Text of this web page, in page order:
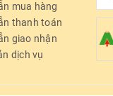
mua hàng
thanh toán
giao nhận
dịch vụ